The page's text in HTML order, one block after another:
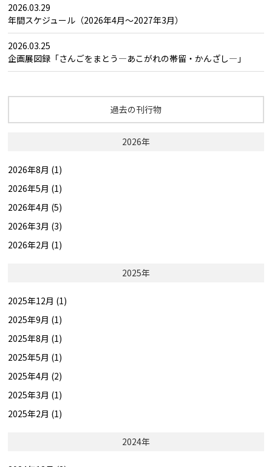
2026.03.29
年間スケジュール（2026年4月～2027年3月）
2026.03.25
企画展図録「さんごをまとう―あこがれの帯留・かんざし―」
過去の刊行物
2026年
2026年8月 (1)
2026年5月 (1)
2026年4月 (5)
2026年3月 (3)
2026年2月 (1)
2025年
2025年12月 (1)
2025年9月 (1)
2025年8月 (1)
2025年5月 (1)
2025年4月 (2)
2025年3月 (1)
2025年2月 (1)
2024年